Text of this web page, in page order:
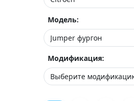
Модель:
Модификация: